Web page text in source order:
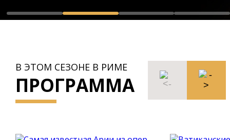
В ЭТОМ СЕЗОНЕ В РИМЕ
ПРОГРАММА